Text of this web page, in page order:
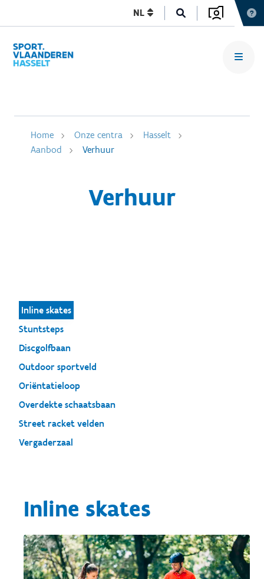
NL
Home Onze centra
Hasselt
Aanbod
Verhuur
Verhuur
Inline skates
Stuntsteps
Discgolfbaan
Outdoor sportveld
Oriëntatieloop
Overdekte schaatsbaan
Street racket velden
Vergaderzaal
Inline skates